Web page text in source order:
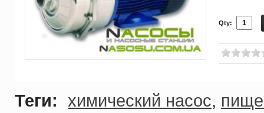
Qty:
Теги: химический насос,